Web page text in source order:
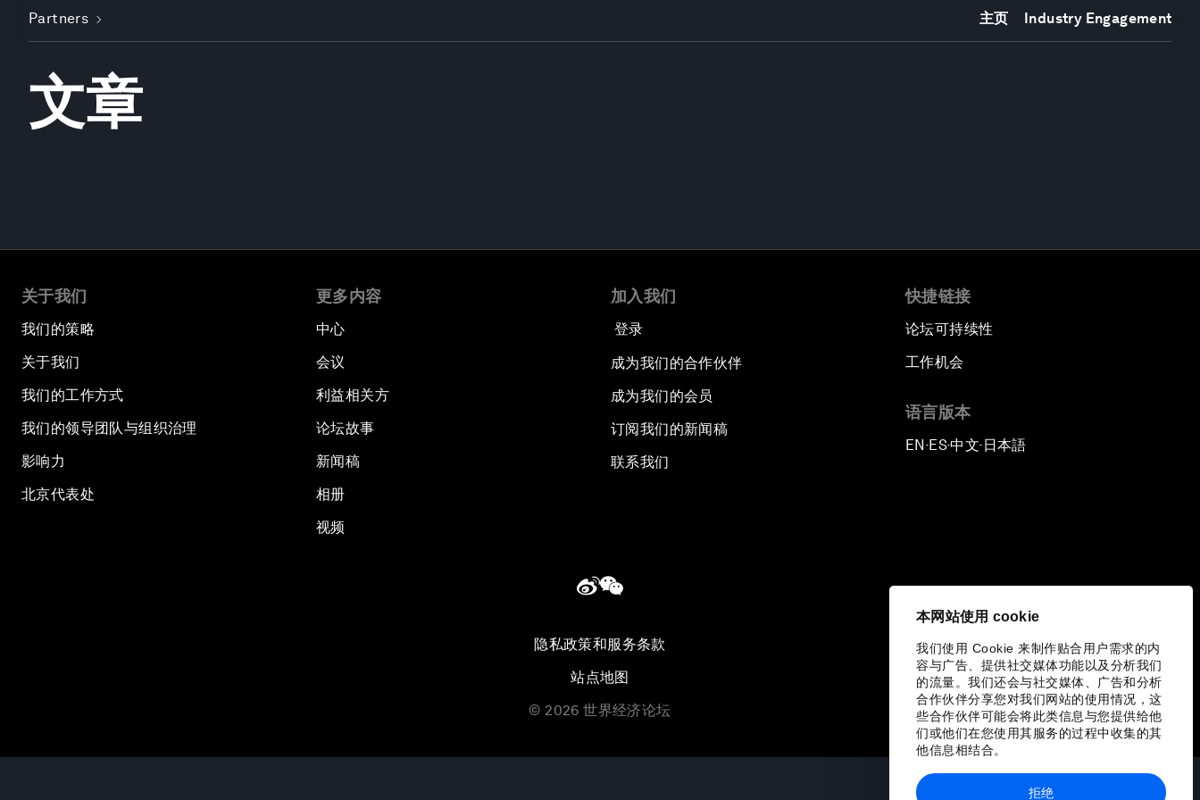
本网站使用 cookie
我们使用 Cookie 来制作贴合用户需求的内
容与广告、提供社交媒体功能以及分析我们
的流量。我们还会与社交媒体、广告和分析
合作伙伴分享您对我们网站的使用情况，这
些合作伙伴可能会将此类信息与您提供给他
们或他们在您使用其服务的过程中收集的其
他信息相结合。
拒绝
Partners 主页 Industry Engagement
文章
关于我们
我们的策略
关于我们
我们的工作方式
我们的领导团队与组织治理
影响力
北京代表处
更多内容
中心
会议
利益相关方
论坛故事
新闻稿
相册
视频
加入我们
登录
成为我们的合作伙伴
成为我们的会员
订阅我们的新闻稿
联系我们
快捷链接
论坛可持续性
工作机会
语言版本
EN ▪ES▪中文▪ 日本語
隐私政策和服务条款
站点地图
© 2026 世界经济论坛